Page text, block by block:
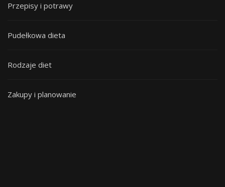
Przepisy i potrawy
Pudełkowa dieta
Rodzaje diet
Zakupy i planowanie